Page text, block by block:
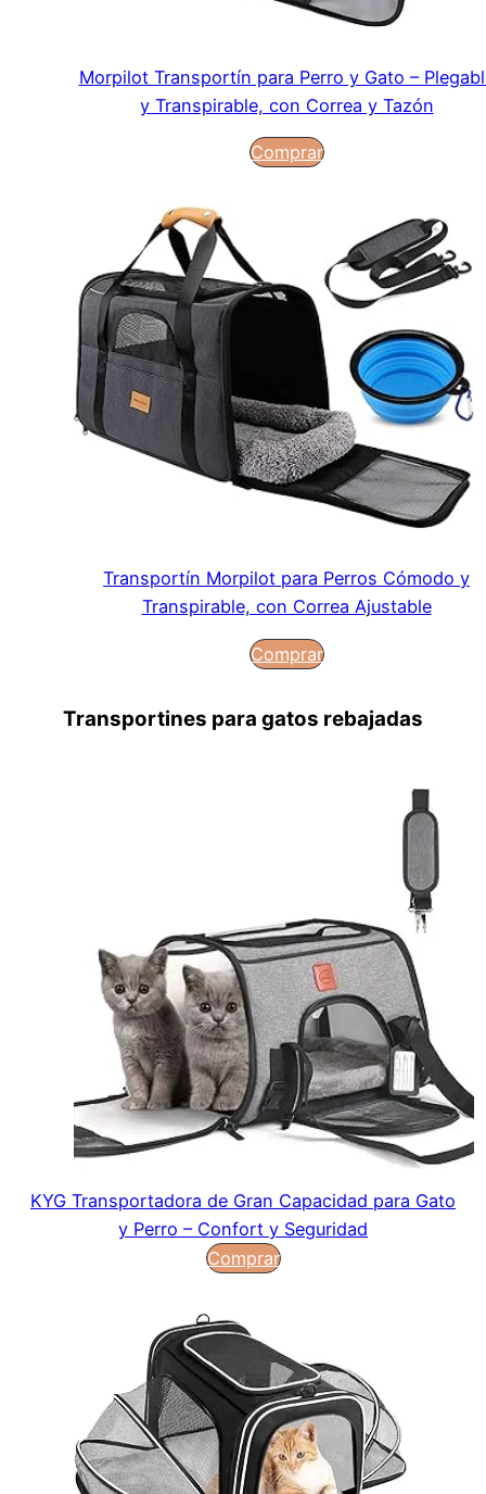
Morpilot Transportín para Perro y Gato –
y Transpirable, con Correa y Tazón
Comprar
Transportín Morpilot para Perros Cómodo y
Transpirable, con Correa Ajustable
Comprar
Transportines para gatos rebajadas
KYG Transportadora de Gran Capacidad para Gato
y Perro – Confort y Seguridad
Comprar